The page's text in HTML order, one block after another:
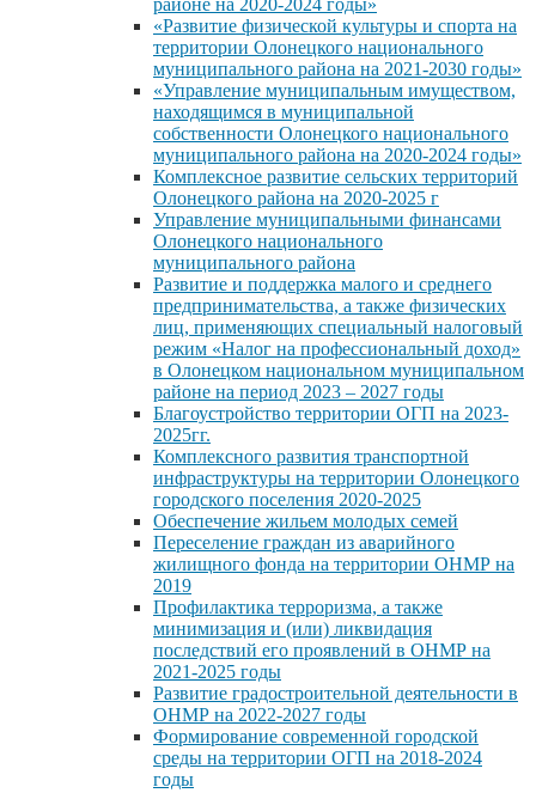
районе на 2020-2024 годы»
«Развитие физической культуры и спорта на
территории Олонецкого национального
муниципального района на 2021-2030 годы»
«Управление муниципальным имуществом,
находящимся в муниципальной
собственности Олонецкого национального
муниципального района на 2020-2024 годы»
Комплексное развитие сельских территорий
Олонецкого района на 2020-2025 г
Управление муниципальными финансами
Олонецкого национального
муниципального района
Развитие и поддержка малого и среднего
предпринимательства, а также физических
лиц, применяющих специальный налоговый
режим «Налог на профессиональный доход»
в Олонецком национальном муниципальном
районе на период 2023 – 2027 годы
Благоустройство территории ОГП на 2023-
2025гг.
Комплексного развития транспортной
инфраструктуры на территории Олонецкого
городского поселения 2020-2025
Обеспечение жильем молодых семей
Переселение граждан из аварийного
жилищного фонда на территории ОНМР на
2019
Профилактика терроризма, а также
минимизация и (или) ликвидация
последствий его проявлений в ОНМР на
2021-2025 годы
Развитие градостроительной деятельности в
ОНМР на 2022-2027 годы
Формирование современной городской
среды на территории ОГП на 2018-2024
годы